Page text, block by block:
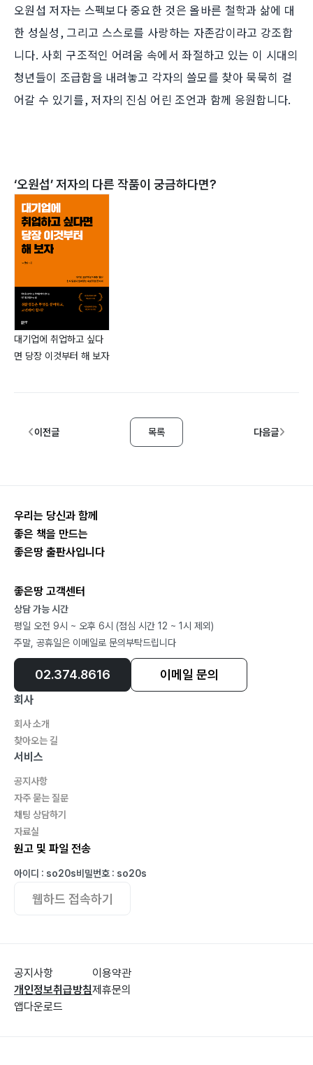
오원섭 저자는 스펙보다 중요한 것은 올바른 철학과 삶에 대
한 성실성, 그리고 스스로를 사랑하는 자존감이라고 강조합
니다. 사회 구조적인 어려움 속에서 좌절하고 있는 이 시대의
청년들이 조급함을 내려놓고 각자의 쓸모를 찾아 묵묵히 걸
어갈 수 있기를, 저자의 진심 어린 조언과 함께 응원합니다.
‘오원섭’ 저자의 다른 작품이 궁금하다면?
대기업에 취업하고 싶다
면 당장 이것부터 해 보자
이전글 목록 다음글
우리는 당신과 함께
좋은 책을 만드는
좋은땅 출판사입니다
좋은땅 고객센터
상담 가능 시간
평일 오전 9시 ~ 오후 6시 (점심 시간 12 ~ 1시 제외)
주말, 공휴일은 이메일로 문의부탁드립니다
02.374.8616 이메일 문의
회사
회사 소개
찾아오는 길
서비스
공지사항
자주 묻는 질문
채팅 상담하기
자료실
원고 및 파일 전송
아이디 : so20s비밀번호 : so20s
웹하드 접속하기
공지사항
개인정보취급방침
앱다운로드
이용약관
제휴문의